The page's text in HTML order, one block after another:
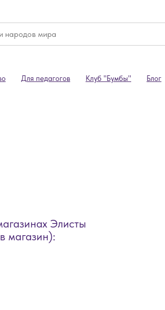
Для педагогов Клуб "Бумбы" Блог